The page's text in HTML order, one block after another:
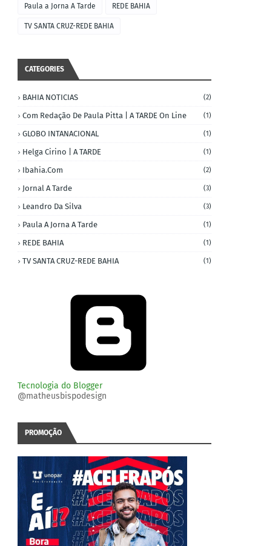
Paula a Jorna A Tarde REDE BAHIA
TV SANTA CRUZ-REDE BAHIA
CATEGORIES
BAHIA NOTICIAS (2)
Com Redação De Paula Pitta | A TARDE On Line (1)
GLOBO INTANACIONAL (1)
Helga Cirino | A TARDE (1)
Ibahia.com (2)
Jornal A Tarde (3)
Leandro Da Silva (3)
Paula A Jorna A Tarde (1)
REDE BAHIA (1)
TV SANTA CRUZ-REDE BAHIA (1)
Tecnologia do Blogger
@matheusbispodesign
PROMOÇÃO